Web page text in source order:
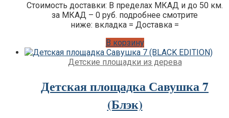
Стоимость доставки: В пределах МКАД и до 50 км.
за МКАД – 0 руб. подробнее смотрите
ниже: вкладка = Доставка =
В корзину
Детские площадки из дерева
Детская площадка Савушка 7
(Блэк)